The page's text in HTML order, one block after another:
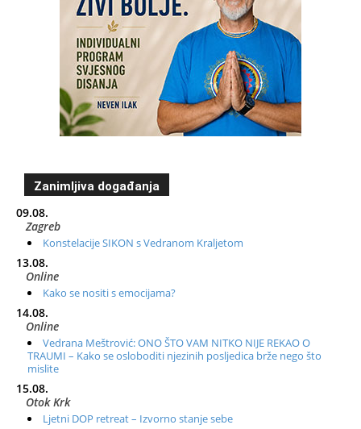
Zanimljiva događanja
09.08.
Zagreb
Konstelacije SIKON s Vedranom Kraljetom
13.08.
Online
Kako se nositi s emocijama?
14.08.
Online
Vedrana Meštrović: ONO ŠTO VAM NITKO NIJE REKAO O
TRAUMI – Kako se osloboditi njezinih posljedica brže nego što
mislite
15.08.
Otok Krk
Ljetni DOP retreat – Izvorno stanje sebe